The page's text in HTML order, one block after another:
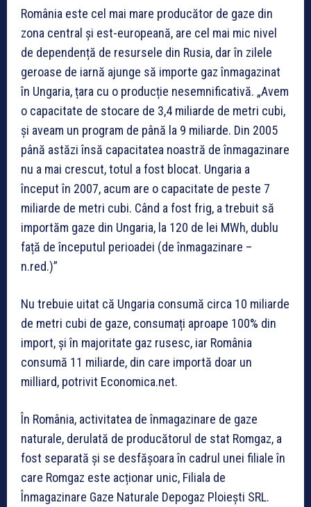
România este cel mai mare producător de gaze din
zona central și est-europeană, are cel mai mic nivel
de dependență de resursele din Rusia, dar în zilele
geroase de iarnă ajunge să importe gaz înmagazinat
în Ungaria, țara cu o producție nesemnificativă. „Avem
o capacitate de stocare de 3,4 miliarde de metri cubi,
și aveam un program de până la 9 miliarde. Din 2005
până astăzi însă capacitatea noastră de înmagazinare
nu a mai crescut, totul a fost blocat. Ungaria a
început în 2007, acum are o capacitate de peste 7
miliarde de metri cubi. Când a fost frig, a trebuit să
importăm gaze din Ungaria, la 120 de lei MWh, dublu
față de începutul perioadei (de înmagazinare –
n.red.)”
Nu trebuie uitat că Ungaria consumă circa 10 miliarde
de metri cubi de gaze, consumați aproape 100% din
import, și în majoritate gaz rusesc, iar România
consumă 11 miliarde, din care importă doar un
milliard, potrivit Economica.net.
În România, activitatea de înmagazinare de gaze
naturale, derulată de producătorul de stat Romgaz, a
fost separată și se desfășoara în cadrul unei filiale în
care Romgaz este acționar unic, Filiala de
Înmagazinare Gaze Naturale Depogaz Ploiești SRL.